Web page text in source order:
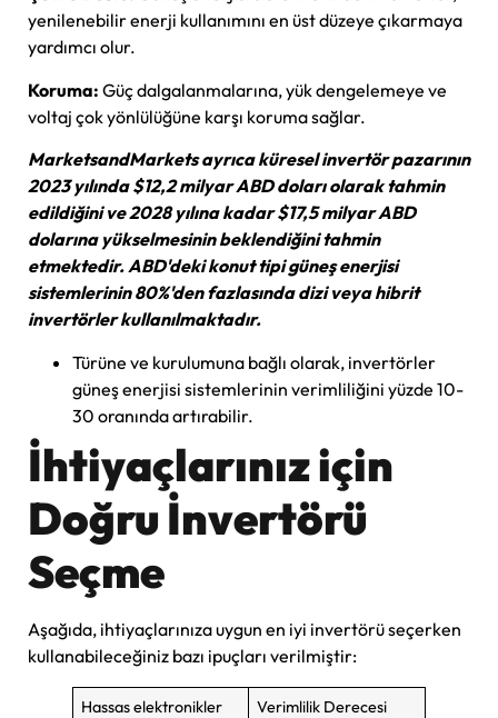
yenilenebilir enerji kullanımını en üst düzeye çıkarmaya
yardımcı olur.
Koruma: Güç dalgalanmalarına, yük dengelemeye ve
voltaj çok yönlülüğüne karşı koruma sağlar.
MarketsandMarkets ayrıca küresel invertör pazarının
2023 yılında $12,2 milyar ABD doları olarak tahmin
edildiğini ve 2028 yılına kadar $17,5 milyar ABD
dolarına yükselmesinin beklendiğini tahmin
etmektedir. ABD'deki konut tipi güneş enerjisi
sistemlerinin 80%'den fazlasında dizi veya hibrit
invertörler kullanılmaktadır.
Türüne ve kurulumuna bağlı olarak, invertörler
güneş enerjisi sistemlerinin verimliliğini yüzde 10-
30 oranında artırabilir.
İhtiyaçlarınız için
Doğru İnvertörü
Seçme
Aşağıda, ihtiyaçlarınıza uygun en iyi invertörü seçerken
kullanabileceğiniz bazı ipuçları verilmiştir:
Hassas elektronikler
Verimlilik Derecesi